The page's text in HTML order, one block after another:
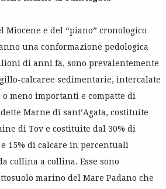
Miocene e del “piano” cronologico
una conformazione pedologica
di anni fa, sono prevalentemente
calcaree sedimentarie, intercalate
meno importanti e compatte di
Marne di sant’Agata, costituite
di Tov e costituite dal 30% di
15% di calcare in percentuali
collina a collina. Esse sono
marino del Mare Padano che